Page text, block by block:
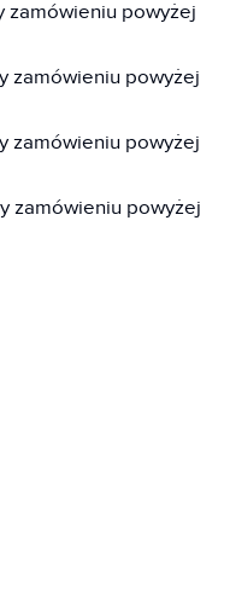
zamówieniu powyżej
zamówieniu powyżej
zamówieniu powyżej
zamówieniu powyżej